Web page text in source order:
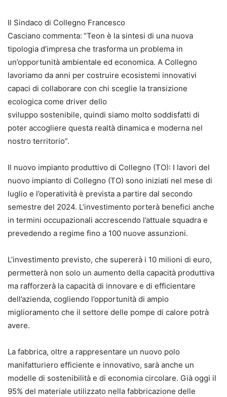
Il Sindaco di Collegno Francesco
Casciano commenta: “Teon è la sintesi di una nuova
tipologia d’impresa che trasforma un problema in
un’opportunità ambientale ed economica. A Collegno
lavoriamo da anni per costruire ecosistemi innovativi
capaci di collaborare con chi sceglie la transizione
ecologica come driver dello
sviluppo sostenibile, quindi siamo molto soddisfatti di
poter accogliere questa realtà dinamica e moderna nel
nostro territorio”.
Il nuovo impianto produttivo di Collegno (TO): I lavori del
nuovo impianto di Collegno (TO) sono iniziati nel mese di
luglio e l’operatività è prevista a partire dal secondo
semestre del 2024. L’investimento porterà benefici anche
in termini occupazionali accrescendo l’attuale squadra e
prevedendo a regime fino a 100 nuove assunzioni.
L’investimento previsto, che supererà i 10 milioni di euro,
permetterà non solo un aumento della capacità produttiva
ma rafforzerà la capacità di innovare e di efficientare
dell’azienda, cogliendo l’opportunità di ampio
miglioramento che il settore delle pompe di calore potrà
avere.
La fabbrica, oltre a rappresentare un nuovo polo
manifatturiero efficiente e innovativo, sarà anche un
modelle di sostenibilità e di economia circolare. Già oggi il
95% del materiale utilizzato nella fabbricazione delle